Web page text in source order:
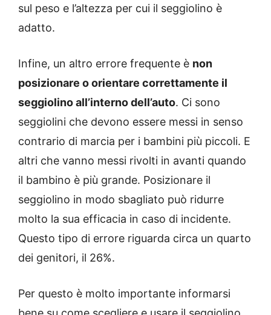
sul peso e l’altezza per cui il seggiolino è
adatto.
Infine, un altro errore frequente è non
posizionare o orientare correttamente il
seggiolino all’interno dell’auto. Ci sono
seggiolini che devono essere messi in senso
contrario di marcia per i bambini più piccoli. E
altri che vanno messi rivolti in avanti quando
il bambino è più grande. Posizionare il
seggiolino in modo sbagliato può ridurre
molto la sua efficacia in caso di incidente.
Questo tipo di errore riguarda circa un quarto
dei genitori, il 26%.
Per questo è molto importante informarsi